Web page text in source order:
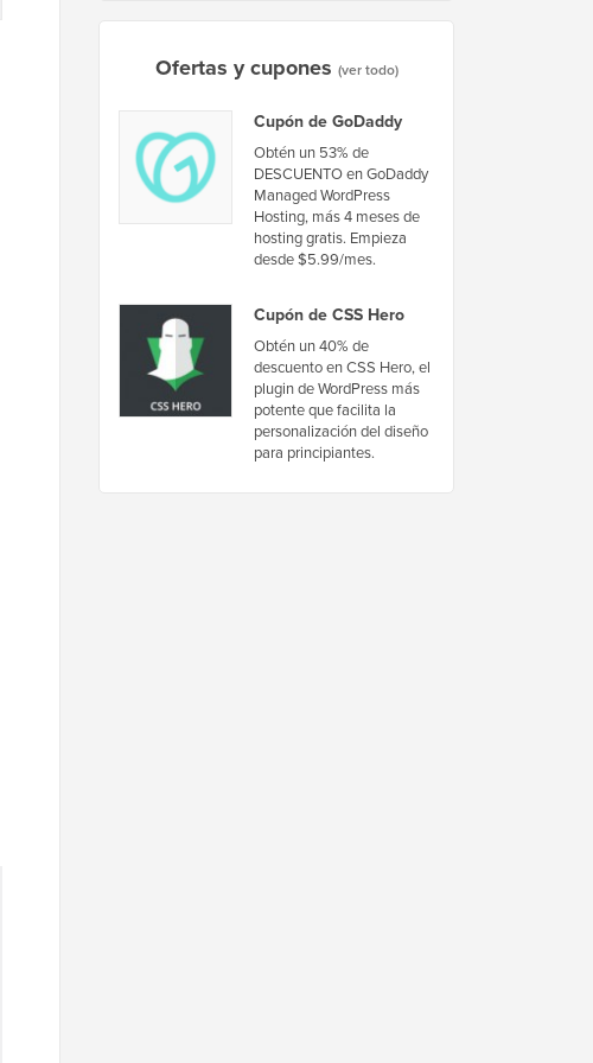
Ofertas y cupones (ver todo)
Cupón de GoDaddy
Obtén un 53% de
DESCUENTO en GoDaddy
Managed WordPress
Hosting, más 4 meses de
hosting gratis. Empieza
desde $5.99/mes.
Cupón de CSS Hero
Obtén un 40% de
descuento en CSS Hero, el
plugin de WordPress más
potente que facilita la
personalización del diseño
para principiantes.